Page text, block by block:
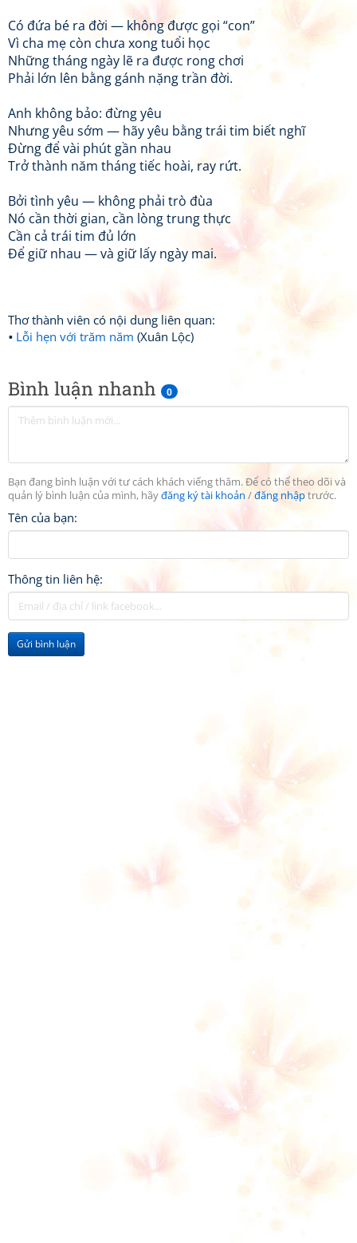
Bình luận nhanh 0
Bạn đang bình luận với tư cách khách viếng thăm. Để có thể theo dõi và
quản lý bình luận của mình, hãyđăng ký tài khoản /đăng nhậptrước.
Tên của bạn:
Thông tin liên hệ:
Gửi bình luận
Có đứa bé ra đời — không được gọi “con”
Vì cha mẹ còn chưa xong tuổi học
Những tháng ngày lẽ ra được rong chơi
Phải lớn lên bằng gánh nặng trần đời.
Anh không bảo: đừng yêu
Nhưng yêu sớm — hãy yêu bằng trái tim biết nghĩ
Đừng để vài phút gần nhau
Trở thành năm tháng tiếc hoài, ray rứt.
Bởi tình yêu — không phải trò đùa
Nó cần thời gian, cần lòng trung thực
Cần cả trái tim đủ lớn
Để giữ nhau — và giữ lấy ngày mai.
Thơ thành viên có nội dung liên quan:
Lỗi hẹn với trăm năm (Xuân Lộc)